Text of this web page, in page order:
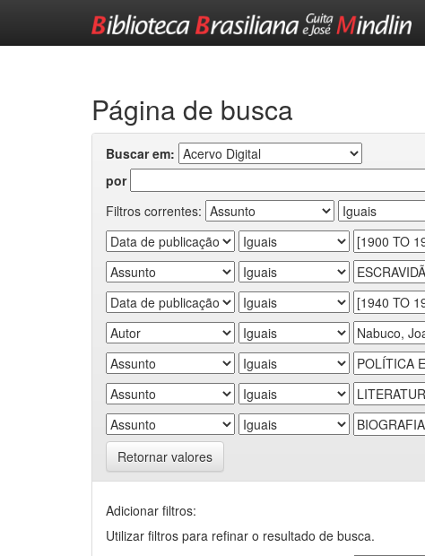
Página de busca
Buscar em:
por
Filtros correntes:
Retornar valores
Adicionar filtros:
Utilizar filtros para refinar o resultado de busca.